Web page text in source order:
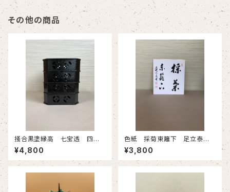
その他の商品
掻合黒塗縁高 七宝透 四
段 木製ウレタン 紙箱 古物
¥4,800
色紙 採菊東籬下 足立泰道
筆 タトウ入 新物
¥3,800